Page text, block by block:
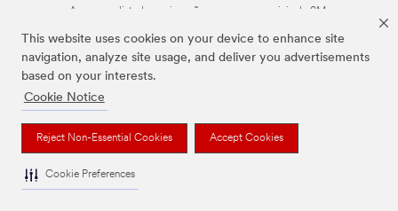
This website uses cookies on your device to enhance site
navigation, analyze site usage, and deliver you advertisements
based on your interests.
Cookie Notice
Reject Non-Essential Cookies Accept Cookies
Cookie Preferences
As marcas listadas a cima são marcas comerciais da 3M.